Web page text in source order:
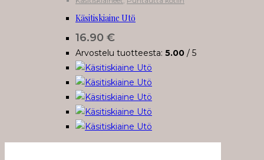
on
tehdä
valinnat
tuotteen
sivulla.
Käsitiskiaine Utö
16.90 €
Arvostelu tuotteesta: 5.00 / 5